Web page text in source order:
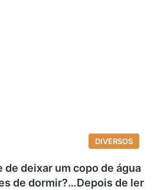
DIVERSOS
deixar um copo de água
de dormir?…Depois de ler